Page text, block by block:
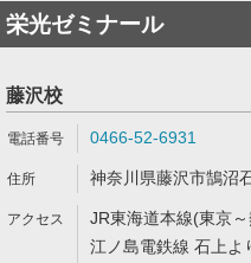
栄光ゼミナール
藤沢校
0466-52-6931
神奈川県藤沢市鵠沼
JR東海道本線(東京
江ノ島電鉄線 石上よ